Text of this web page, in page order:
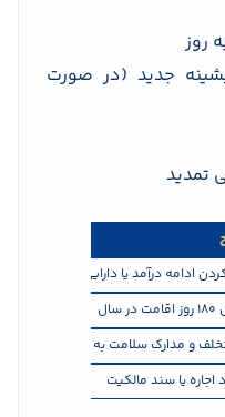
روز
جدید (در صورت
تمدید
ادامه درآمد یا دارایی
و مدارک سلامت به روز
اجاره یا سند مالکیت